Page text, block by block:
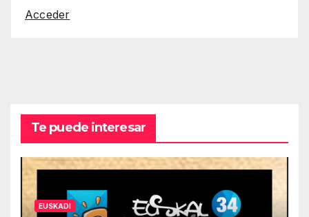
Acceder
Te puede interesar
EUSKADI